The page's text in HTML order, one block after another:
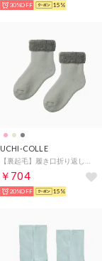
30%OFF 15%
UCHI-COLLE
￥704
20%OFF 15%